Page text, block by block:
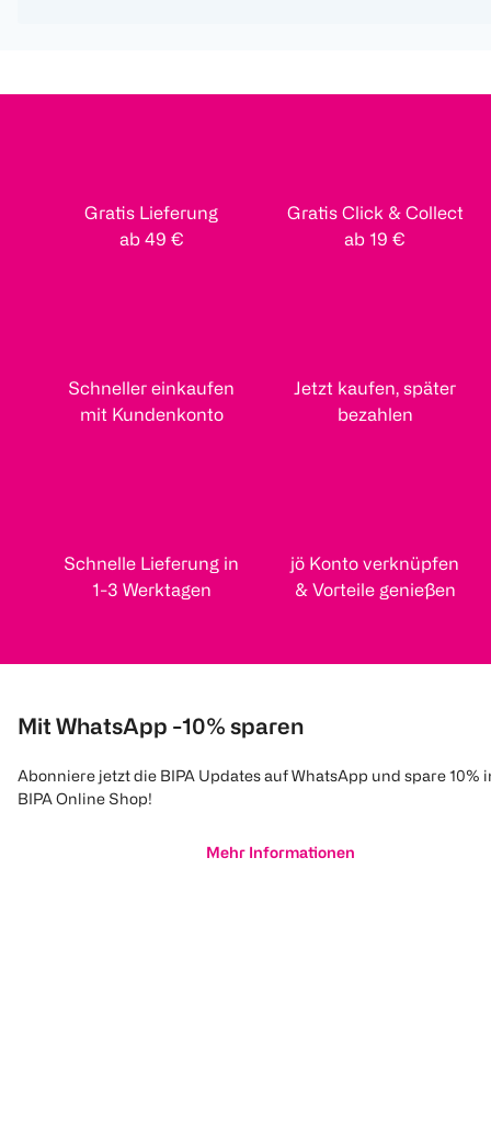
Gratis Lieferung
ab 49 €
Gratis Click & Collect
ab 19 €
Schneller einkaufen
mit Kundenkonto
Jetzt kaufen, später
bezahlen
Schnelle Lieferung in
1-3 Werktagen
jö Konto verknüpfen
& Vorteile genießen
Mit WhatsApp -10% sparen
Abonniere jetzt die BIPA Updates auf WhatsApp und spare 10%
BIPA Online Shop!
Mehr Informationen